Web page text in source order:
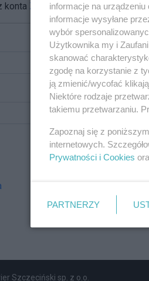
konta Zarejestruj się
Szczeciński sp. z o.o.
informacje na
informacje wysyłane
wybór
Użytkownika my i
skanować
zgodę na korzystanie z
ją zmienić/wycofać
Niektóre rodzaje
takiemu przetwarzaniu.
Zapoznaj się z
internetowych.
Prywatności i Cookies
PARTNERZY